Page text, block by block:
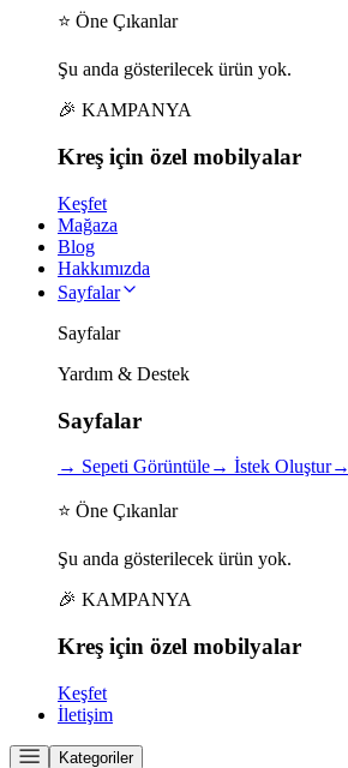
⭐ Öne Çıkanlar
Şu anda gösterilecek ürün yok.
🎉 KAMPANYA
Kreş için özel mobilyalar
Keşfet
Mağaza
Blog
Hakkımızda
Sayfalar
Sayfalar
Yardım & Destek
Sayfalar
→ Sepeti Görüntüle→ İstek Oluştur→
⭐ Öne Çıkanlar
Şu anda gösterilecek ürün yok.
🎉 KAMPANYA
Kreş için özel mobilyalar
Keşfet
İletişim
Kategoriler